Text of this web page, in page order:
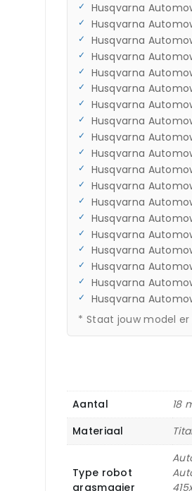
Husqvarna
Husqvarna
Husqvarna
Husqvarna
Husqvarna
Husqvarna
Husqvarna
Husqvarna
Husqvarna
Husqvarna
Husqvarna
Husqvarna
Husqvarna
Husqvarna
Husqvarna
Husqvarna
Husqvarna
Husqvarna
Husqvarna
* Staat jouw model
Aantal
18
Materiaal
Type robot
grasmaaier